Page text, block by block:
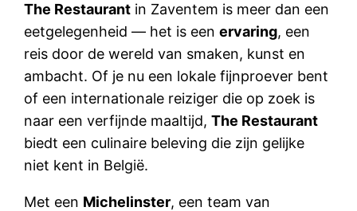
The Restaurant in Zaventem is meer dan een
eetgelegenheid — het is eenervaring, een
reis door de wereld van smaken, kunst en
ambacht. Of je nu een lokale fijnproever bent
of een internationale reiziger die op zoek is
naar een verfijnde maaltijd,The Restaurant
biedt een culinaire beleving die zijn gelijke
niet kent in België.
Met een Michelinster, een team van